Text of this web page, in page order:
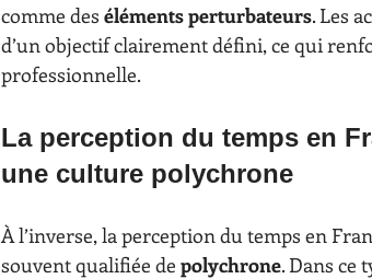
comme des éléments perturbateurs. Les
d’un objectif clairement défini, ce qui
professionnelle.
La perception du temps en
une culture polychrone
À l’inverse, la perception du temps en
souvent qualifiée de polychrone. Dans ce